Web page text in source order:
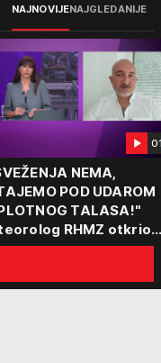
NAJNOVIJENAJGLEDANIJE
NEMA,
POD UDAROM
TALASA!"
RHMZ otkrio
vreme nas čeka do
avgusta